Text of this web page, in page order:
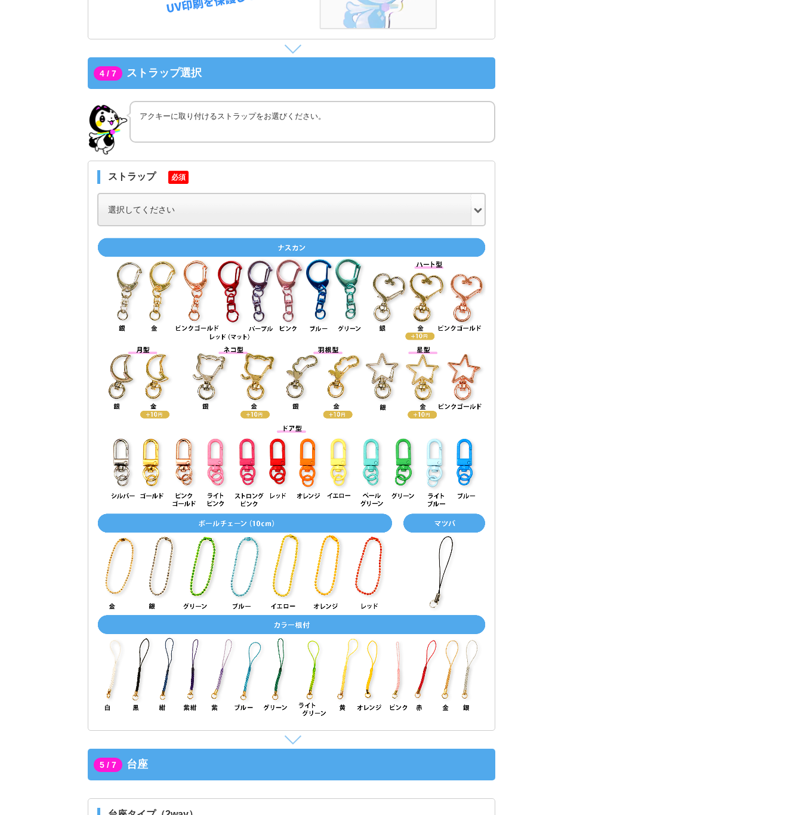
4 / 7 ストラップ選択
アクキーに取り付けるストラップをお選びください。
ストラップ 必須
5 / 7 台座